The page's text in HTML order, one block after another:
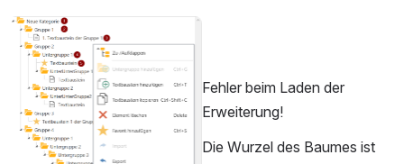
öffnen
Fehler beim Laden der
Erweiterung!
Die Wurzel des Baumes ist